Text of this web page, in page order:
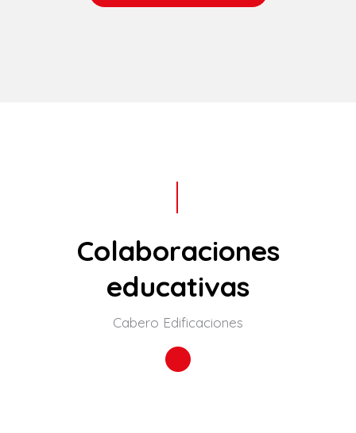
Colaboraciones
educativas
Cabero Edificaciones